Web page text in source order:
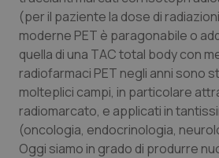
(per il paziente la dose di
moderne PET è paragonabile o
quella di una TAC total body con
radiofarmaci PET negli anni sono
molteplici campi, in particolare
radiomarcato, e applicati in
(oncologia, endocrinologia,
Oggi siamo in grado di produrre